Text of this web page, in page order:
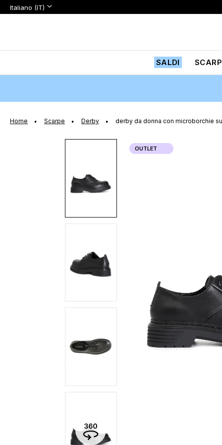
Lingua
Lingua:
Italiano (IT)
SALDI
Home Scarpe Derby derby da donna con microborchie
della
galleria
immagini
OUTLET